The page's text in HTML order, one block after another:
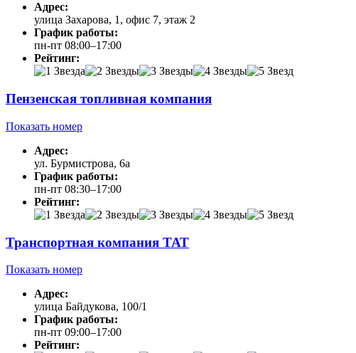
Адрес:
улица Захарова, 1, офис 7, этаж 2
График работы:
пн-пт 08:00–17:00
Рейтинг:
Пензенская топливная компания
Показать номер
Адрес:
ул. Бурмистрова, 6а
График работы:
пн-пт 08:30–17:00
Рейтинг:
Транспортная компания ТАТ
Показать номер
Адрес:
улица Байдукова, 100/1
График работы:
пн-пт 09:00–17:00
Рейтинг: